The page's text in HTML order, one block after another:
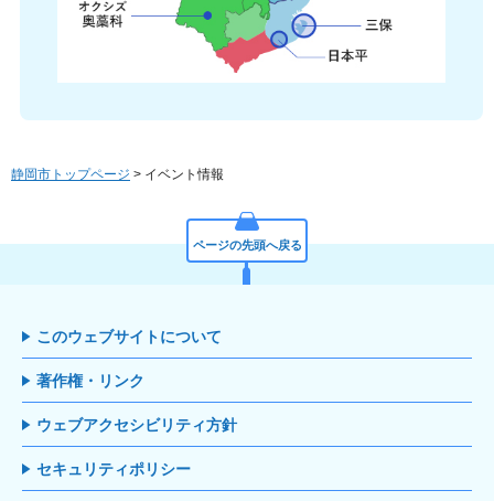
静岡市トップページ > イベント情報
ページの先頭へ戻る
このウェブサイトについて
著作権・リンク
ウェブアクセシビリティ方針
セキュリティポリシー